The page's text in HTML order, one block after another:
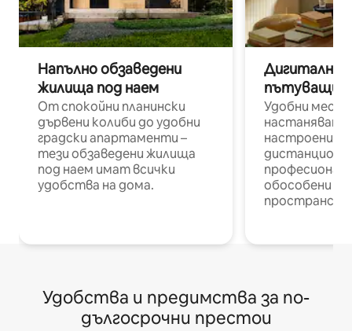
Напълно обзаведени
жилища под наем
От спокойни планински
дървени колиби до удобни
градски апартаменти –
тези обзаведени жилища
под наем имат всички
удобства на дома.
Дигитални
пътуващи
Удобни
настаняване
настроени и
обособени
Удобства и предимства за по-
дългосрочни престои